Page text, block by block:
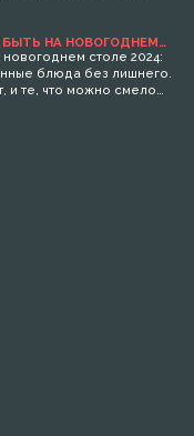
НА НОВОГОДНЕМ
БЛЮДА БЕЗ
столе 2024:
блюда без лишнего.
и те, что можно смело